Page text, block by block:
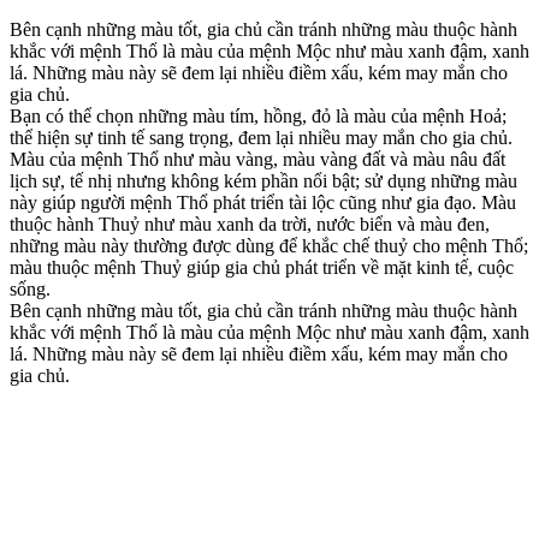
Bên cạnh những màu tốt, gia chủ cần tránh những màu thuộc hành
khắc với mệnh Thổ là màu của mệnh Mộc như màu xanh đậm, xanh
lá. Những màu này sẽ đem lại nhiều điềm xấu, kém may mắn cho
gia chủ.
Bạn có thể chọn những màu tím, hồng, đỏ là màu của mệnh Hoả;
thể hiện sự tinh tế sang trọng, đem lại nhiều may mắn cho gia chủ.
Màu của mệnh Thổ như màu vàng, màu vàng đất và màu nâu đất
lịch sự, tế nhị nhưng không kém phần nổi bật; sử dụng những màu
này giúp người mệnh Thổ phát triển tài lộc cũng như gia đạo. Màu
thuộc hành Thuỷ như màu xanh da trời, nước biển và màu đen,
những màu này thường được dùng để khắc chế thuỷ cho mệnh Thổ;
màu thuộc mệnh Thuỷ giúp gia chủ phát triển về mặt kinh tế, cuộc
sống.
Bên cạnh những màu tốt, gia chủ cần tránh những màu thuộc hành
khắc với mệnh Thổ là màu của mệnh Mộc như màu xanh đậm, xanh
lá. Những màu này sẽ đem lại nhiều điềm xấu, kém may mắn cho
gia chủ.